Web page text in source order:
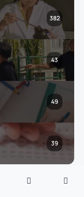
382
43
49
39